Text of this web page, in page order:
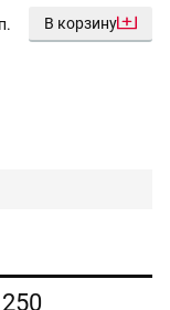
В корзину